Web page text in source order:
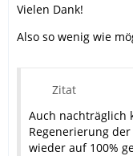
Vielen Dank!
Also so wenig wie
Zitat
Auch nachträglich
Regenerierung
wieder auf 100%